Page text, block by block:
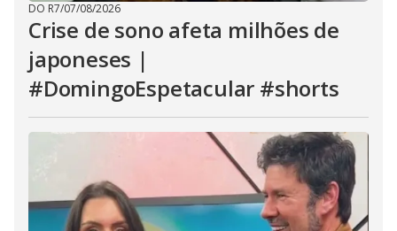
DO R7/07/08/2026
Crise de sono afeta milhões de
japoneses |
#DomingoEspetacular #shorts